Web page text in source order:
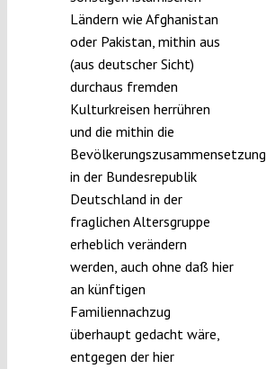
Ländern wie Afghanistan
oder Pakistan, mithin aus
(aus deutscher Sicht)
durchaus fremden
Kulturkreisen herrühren
und die mithin die
Bevölkerungszusammensetzung
in der Bundesrepublik
Deutschland in der
fraglichen Altersgruppe
erheblich verändern
werden, auch ohne daß hier
an künftigen
Familiennachzug
überhaupt gedacht wäre,
entgegen der hier